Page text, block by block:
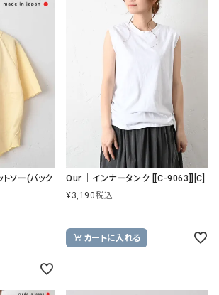
ソー(パック
Our.｜インナータンク [[C-9063]][C]
¥3,190税込
カートに入れる